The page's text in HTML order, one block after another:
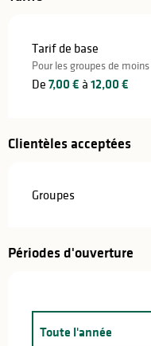
Tarif de base
Pour les groupes de
De 7,00 € à 12,00 €
Clientèles acceptées
Groupes
Périodes d'ouverture
Toute l'année